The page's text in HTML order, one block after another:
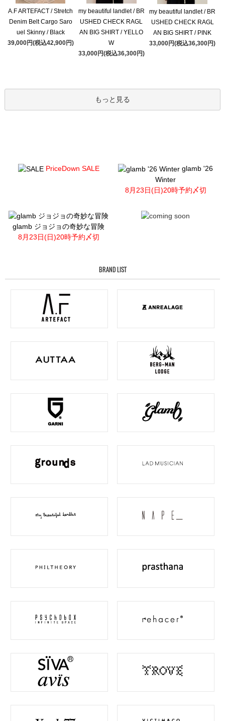
A.F ARTEFACT / Stretch
Denim Belt Cargo Saro
uel Skinny / Black
39,000円(税込42,900円)
my beautiful landlet / BR
USHED CHECK RAGL
AN BIG SHIRT / YELLO
W
33,000円(税込36,300円)
my beautiful landlet / BR
USHED CHECK RAGL
AN BIG SHIRT / PINK
33,000円(税込36,300円)
もっと見る
PriceDown SALE
glamb '26
Winter
8月23日(日)20時予約〆切
glamb ジョジョの奇妙な冒険
8月23日(日)20時予約〆切
BRAND LIST